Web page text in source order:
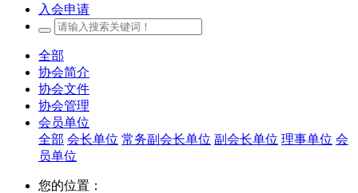
入会申请
全部
协会简介
协会文件
协会管理
会员单位
全部 会长单位 常务副会长单位 副会长单位 理事单位 会
员单位
您的位置：